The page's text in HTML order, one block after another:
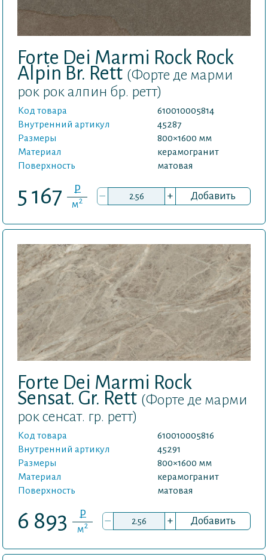
Forte Dei Marmi Rock Rock
Alpin Br. Rett (Форте де марми
рок рок алпин бр. ретт)
Код товара
610010005814
Внутренний артикул
45287
Размеры
800×1600 мм
Материал
керамогранит
Поверхность
матовая
5 167 P
м2 – + Добавить
Forte Dei Marmi Rock
Sensat. Gr. Rett (Форте де марми
рок сенсат. гр. ретт)
Код товара
610010005816
Внутренний артикул
45291
Размеры
800×1600 мм
Материал
керамогранит
Поверхность
матовая
6 893 P
м2 – + Добавить